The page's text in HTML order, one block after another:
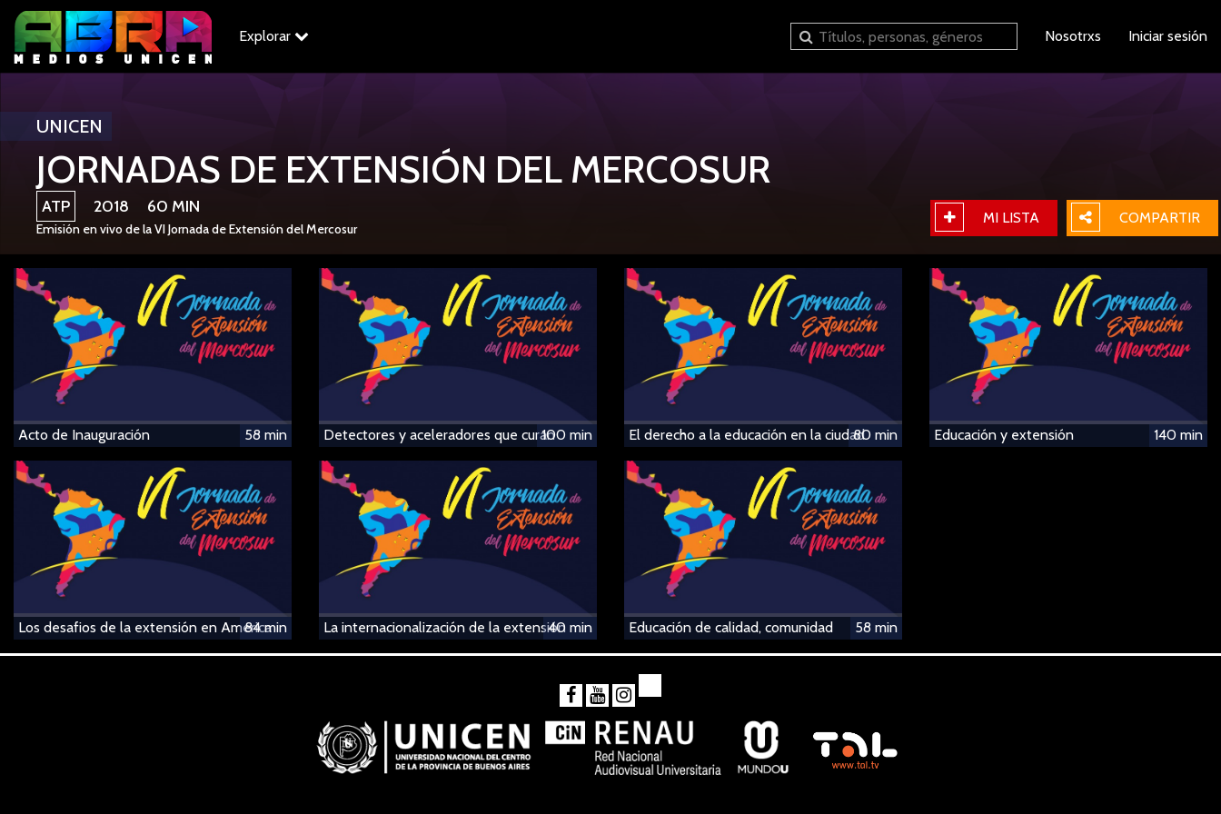
Iniciar sesión
Explorar Nosotrxs
UNICEN
JORNADAS DE EXTENSIÓN DEL MERCOSUR
ATP 2018 60 MIN
Emisión en vivo de la VI Jornada de Extensión del Mercosur
MI LISTA COMPARTIR
Acto de Inauguración 58 min Detectores y aceleradores que curan100 min El derecho a la educación en la ciudad80 min Educación y extensión 140 min
Los desafios de la extensión en America
Latina en tiempos de crisis
84 min
La internacionalización de la extensión
desde una mirada regional
40 min
Educación de calidad, comunidad
extendida y territorio
58 min